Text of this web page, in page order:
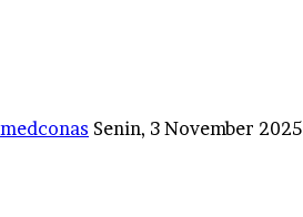
Senin, 3 November 2025